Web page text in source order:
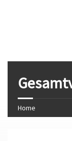
Home